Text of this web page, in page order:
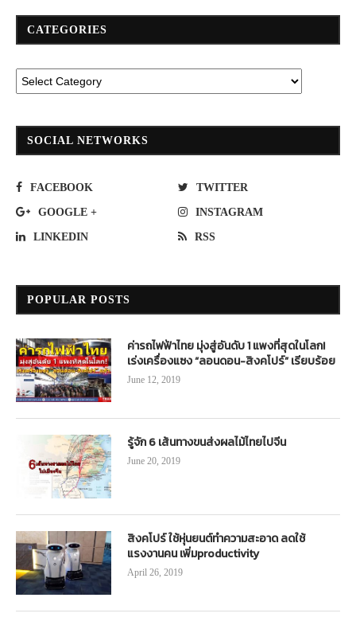
CATEGORIES
SOCIAL NETWORKS
FACEBOOK TWITTER
GOOGLE + INSTAGRAM
LINKEDIN RSS
POPULAR POSTS
ค่ารถไฟฟ้าไทย มุ่งสู่อันดับ 1 แพงที่สุดในโลก!
เร่งเครื่องแซง “ลอนดอน-สิงคโปร์” เรียบร้อย
June 12, 2019
รู้จัก 6 เส้นทางขนส่งผลไม้ไทยไปจีน
June 20, 2019
สิงคโปร์ ใช้หุ่นยนต์ทำความสะอาด ลดใช้
แรงงานคน เพิ่มproductivity
April 26, 2019